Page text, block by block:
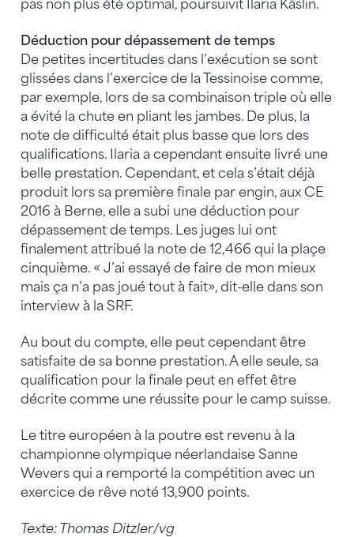
pas non plus été optimal, poursuivit Ilaria Käslin.
Déduction pour dépassement de temps
De petites incertitudes dans l’exécution se sont
glissées dans l’exercice de la Tessinoise comme,
par exemple, lors de sa combinaison triple où elle
a évité la chute en pliant les jambes. De plus, la
note de difficulté était plus basse que lors des
qualifications. Ilaria a cependant ensuite livré une
belle prestation. Cependant, et cela s’était déjà
produit lors sa première finale par engin, aux CE
2016 à Berne, elle a subi une déduction pour
dépassement de temps. Les juges lui ont
finalement attribué la note de 12,466 qui la plaçe
cinquième. « J’ai essayé de faire de mon mieux
mais ça n’a pas joué tout à fait», dit-elle dans son
interview à la SRF.
Au bout du compte, elle peut cependant être
satisfaite de sa bonne prestation. A elle seule, sa
qualification pour la finale peut en effet être
décrite comme une réussite pour le camp suisse.
Le titre européen à la poutre est revenu à la
championne olympique néerlandaise Sanne
Wevers qui a remporté la compétition avec un
exercice de rêve noté 13,900 points.
Texte: Thomas Ditzler/vg